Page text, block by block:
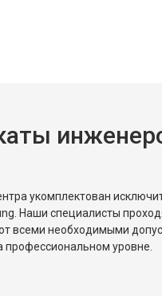
укомплектован
Наши специалисты
всеми необходимыми
профессиональном уровне.